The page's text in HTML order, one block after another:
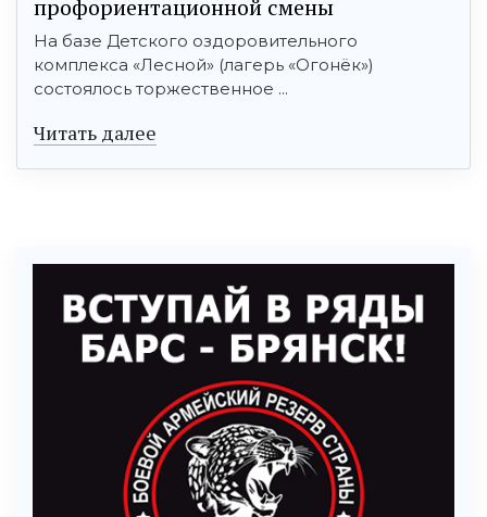
профориентационной смены
На базе Детского оздоровительного
комплекса «Лесной» (лагерь «Огонёк»)
состоялось торжественное ...
Читать далее